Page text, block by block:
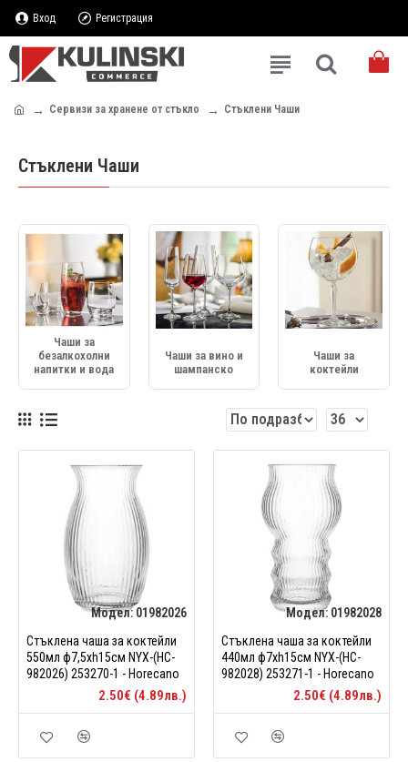
Вход Регистрация
Сервизи за хранене от стъкло Стъклени Чаши
Стъклени Чаши
Чаши за
безалкохолни
напитки и вода
Чаши за вино и
шампанско
Чаши за
коктейли
Модел: 01982026
Стъклена чаша за коктейли
550мл ф7,5xh15см NYX-(HC-
982026) 253270-1 - Horecano
2.50€ (4.89лв.)
Модел: 01982028
Стъклена чаша за коктейли
440мл ф7xh15см NYX-(HC-
982028) 253271-1 - Horecano
2.50€ (4.89лв.)